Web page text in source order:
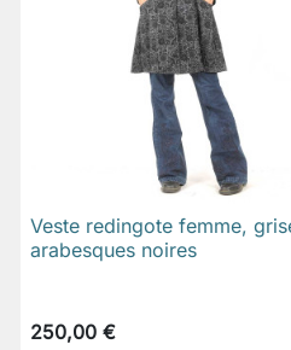
 Aperçu rapide
Veste redingote femme,
arabesques noires
250,00 €